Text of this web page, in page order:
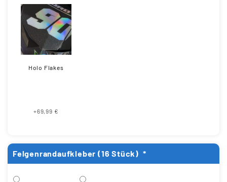
Holo Flakes
+69,99 €
Felgenrandaufkleber (16 Stück) *